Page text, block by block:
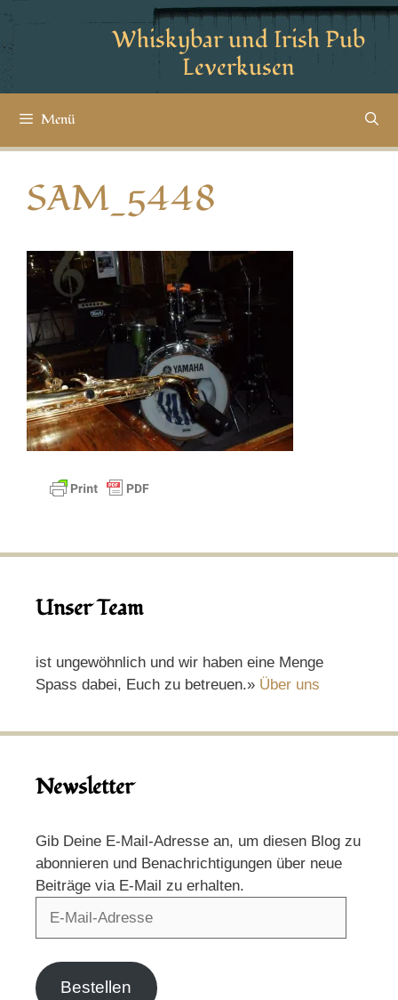
Whiskybar und Irish Pub
Leverkusen
Menü
SAM_5448
Unser Team
ist ungewöhnlich und wir haben eine Menge
Spass dabei, Euch zu betreuen.» Über uns
Newsletter
Gib Deine E-Mail-Adresse an, um diesen Blog zu
abonnieren und Benachrichtigungen über neue
Beiträge via E-Mail zu erhalten.
Bestellen